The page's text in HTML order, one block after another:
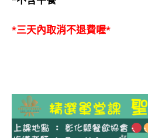
*三天內取消不退費喔*